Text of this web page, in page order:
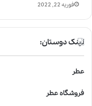
فوریه 22, 2022
لینک دوستان:
عطر
فروشگاه عطر